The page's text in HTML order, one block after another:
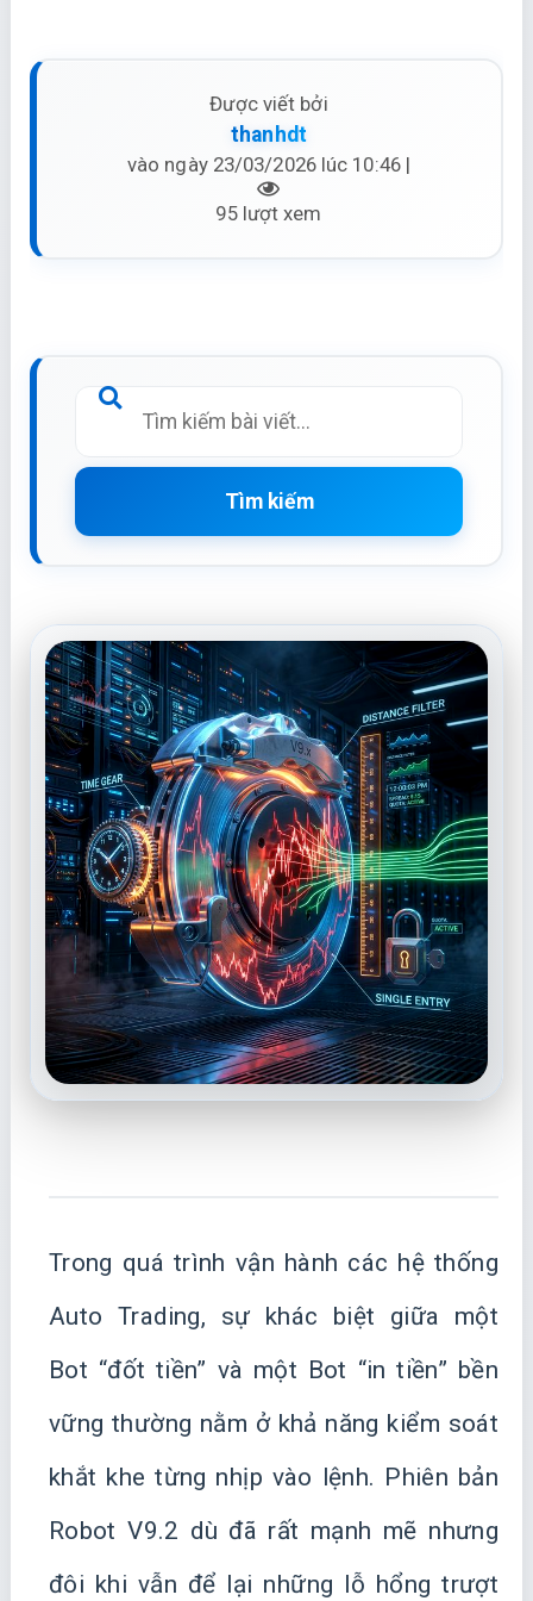
Được viết bởi
thanhdt
vào ngày 23/03/2026 lúc 10:46 |
95 lượt xem
Tìm kiếm
Trong quá trình vận hành các hệ thống
Auto Trading, sự khác biệt giữa một
Bot “đốt tiền” và một Bot “in tiền” bền
vững thường nằm ở khả năng kiểm soát
khắt khe từng nhịp vào lệnh. Phiên bản
Robot V9.2 dù đã rất mạnh mẽ nhưng
đôi khi vẫn để lại những lỗ hổng trượt